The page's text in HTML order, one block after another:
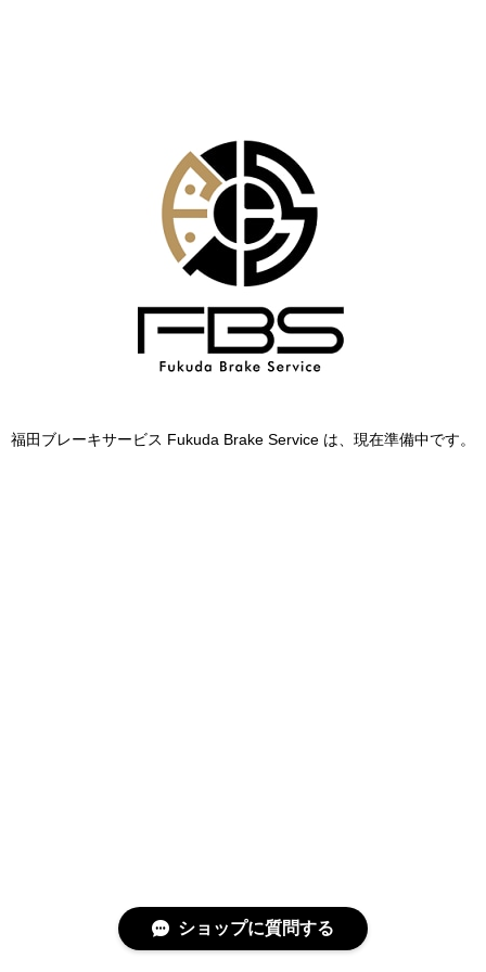
福田ブレーキサービス Fukuda Brake Service は、現在準備中です。
ショップに質問する